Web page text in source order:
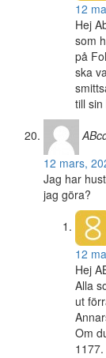
12
Hej
som
på
ska
till
12 mars,
Jag har
jag göra?
12
Hej
Alla
ut
Om